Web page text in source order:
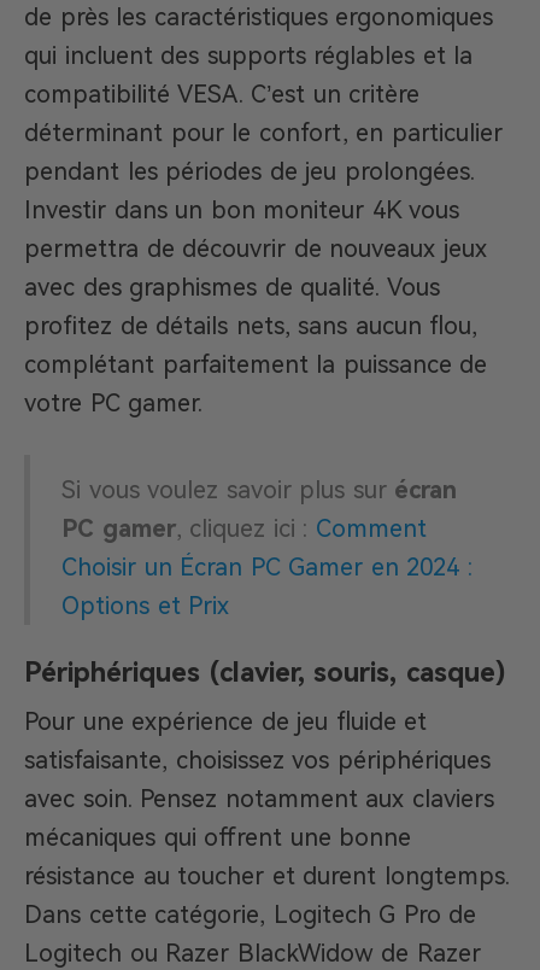
de près les caractéristiques ergonomiques
qui incluent des supports réglables et la
compatibilité VESA. C’est un critère
déterminant pour le confort, en particulier
pendant les périodes de jeu prolongées.
Investir dans un bon moniteur 4K vous
permettra de découvrir de nouveaux jeux
avec des graphismes de qualité. Vous
profitez de détails nets, sans aucun flou,
complétant parfaitement la puissance de
votre PC gamer.
Si vous voulez savoir plus surécran
PC gamer, cliquez ici : Comment
Choisir un Écran PC Gamer en 2024 :
Options et Prix
Périphériques (clavier, souris, casque)
Pour une expérience de jeu fluide et
satisfaisante, choisissez vos périphériques
avec soin. Pensez notamment aux claviers
mécaniques qui offrent une bonne
résistance au toucher et durent longtemps.
Dans cette catégorie, Logitech G Pro de
Logitech ou Razer BlackWidow de Razer